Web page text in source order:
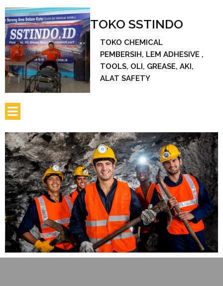
TOKO SSTINDO
TOKO CHEMICAL
PEMBERSIH, LEM ADHESIVE ,
TOOLS, OLI, GREASE, AKI,
ALAT SAFETY